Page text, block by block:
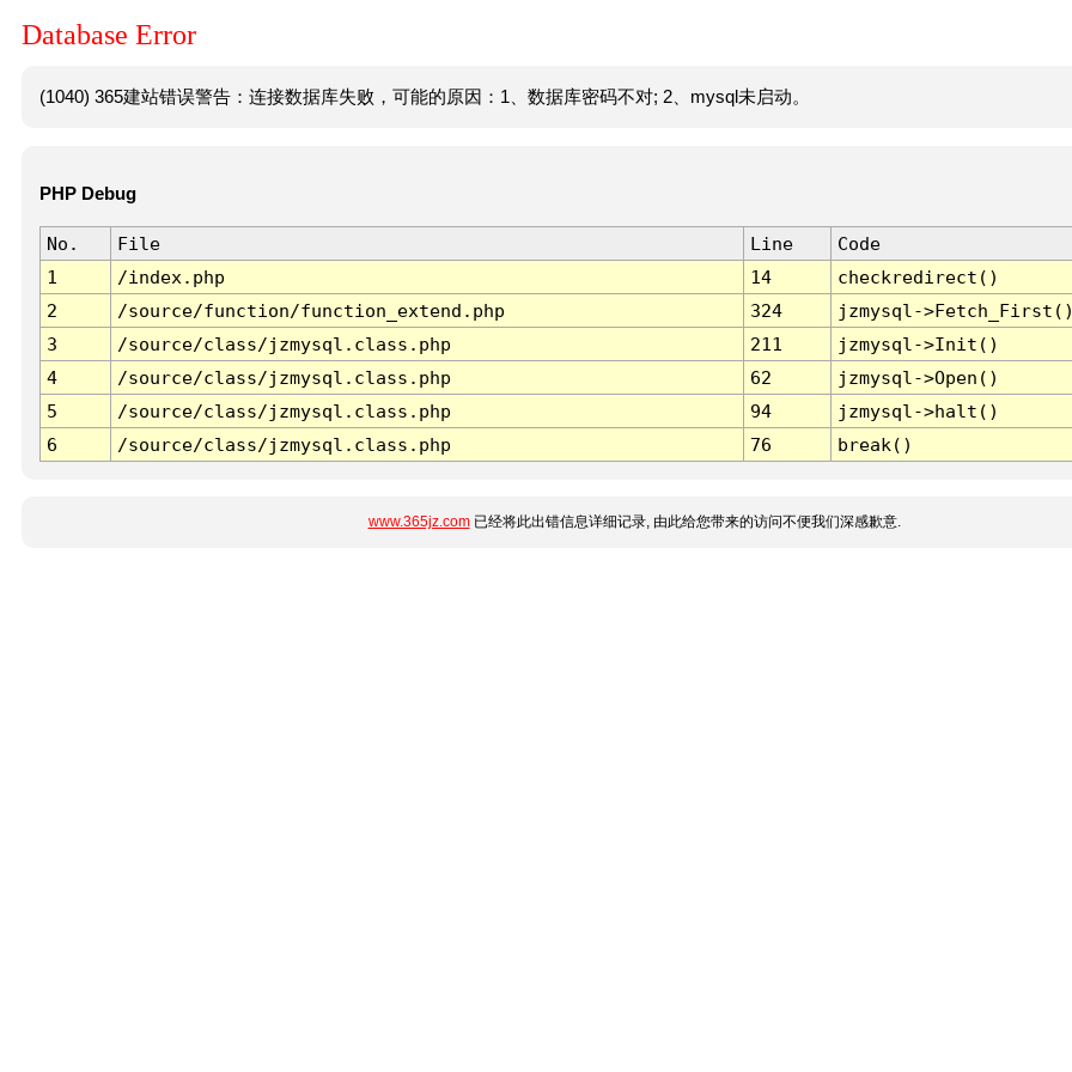
Database Error
(1040) 365建站错误警告：连接数据库失败，可能的原因：1、数据库密码不对; 2、mysql未启动。
PHP Debug
No. File Line
Code
1
/index.php 14
checkredirect()
2
/source/function/function_extend.php 324
jzmysql-
3
/source/class/jzmysql.class.php 211
jzmysql->Init()
4
/source/class/jzmysql.class.php 62
jzmysql->Open()
5
/source/class/jzmysql.class.php 94
jzmysql->halt()
6
/source/class/jzmysql.class.php 76 break()
www.365jz.com已经将此出错信息详细记录, 由此给您带来的访问不便我们深感歉意.